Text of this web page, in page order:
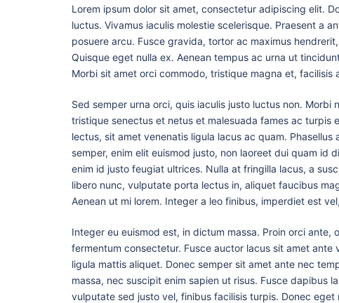
Lorem ipsum dolor sit amet, consectetur adipiscing elit.
luctus. Vivamus iaculis molestie scelerisque. Praesent a
posuere arcu. Fusce gravida, tortor ac maximus
Quisque eget nulla ex. Aenean tempus ac urna ut
Morbi sit amet orci commodo, tristique magna et, facilisis
Sed semper urna orci, quis iaculis justo luctus non.
tristique senectus et netus et malesuada fames ac turpis
lectus, sit amet venenatis ligula lacus ac quam.
semper, enim elit euismod justo, non laoreet dui quam id
enim id justo feugiat ultrices. Nulla at fringilla lacus, a
libero nunc, vulputate porta lectus in, aliquet faucibus
Aenean ut mi lorem. Integer a leo finibus, imperdiet est
Integer eu euismod est, in dictum massa. Proin orci
fermentum consectetur. Fusce auctor lacus sit amet
ligula mattis aliquet. Donec semper sit amet ante nec
massa, nec suscipit enim sapien ut risus. Fusce dapibus
vulputate sed justo vel, finibus facilisis turpis. Donec